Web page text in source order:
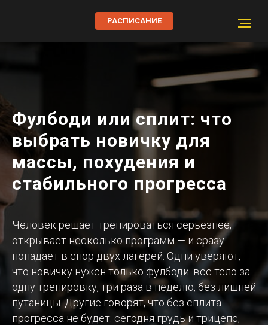
РАСПИСАНИЕ
Фулбоди или сплит: что
выбрать новичку для
массы, похудения и
стабильного прогресса
Человек решает тренироваться серьёзнее,
открывает несколько программ — и сразу
попадает в спор двух лагерей. Одни уверяют,
что новичку нужен только фулбоди: всё тело за
одну тренировку, три раза в неделю, без лишней
путаницы. Другие говорят, что без сплита
прогресса не будет: сегодня грудь и трицепс,